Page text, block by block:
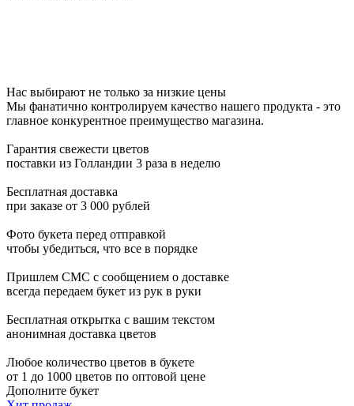
Нас выбирают не только за низкие цены
Мы фанатично контролируем качество нашего продукта - это
главное конкурентное преимущество магазина.
Гарантия свежести цветов
поставки из Голландии 3 раза в неделю
Бесплатная доставка
при заказе от 3 000 рублей
Фото букета перед отправкой
чтобы убедиться, что все в порядке
Пришлем СМС с сообщением о доставке
всегда передаем букет из рук в руки
Бесплатная открытка с вашим текстом
анонимная доставка цветов
Любое количество цветов в букете
от 1 до 1000 цветов по оптовой цене
Дополните букет